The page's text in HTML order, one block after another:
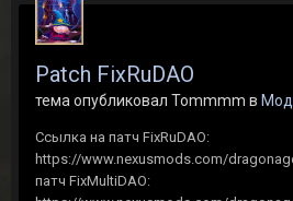
Patch FixRuDAO
тема опубликовал Tommmm в
Ссылка на патч FixRuDAO:
https://www.nexusmods.com/
патч FixMultiDAO: